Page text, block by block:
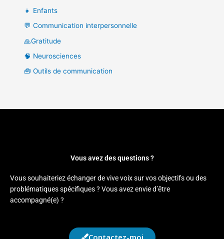
👧 Enfants
💬 Communication interpersonnelle
🙏Gratitude
🧠 Neurosciences
🧰 Outils de communication
Vous avez des questions ?
Vous souhaiteriez échanger de vive voix sur vos objectifs ou des
problématiques spécifiques ? Vous avez envie d’être
accompagné(e) ?
Contactez-moi